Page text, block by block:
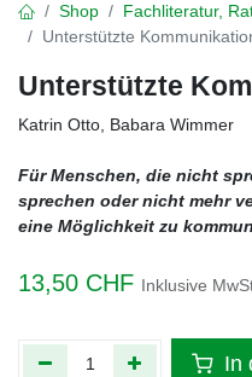
Shop
Fachliteratur,
Unterstützte
Unterstützte
Katrin Otto, Babara Wimmer
Für Menschen, die nicht
sprechen oder nicht mehr
eine Möglichkeit zu
13,50 CHF Inklusive
In